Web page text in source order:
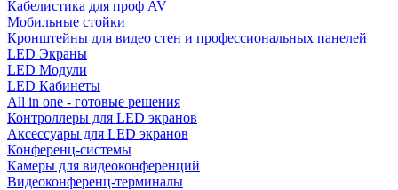
Кабелистика для проф AV
Мобильные стойки
Кронштейны для видео стен и профессиональных панелей
LED Экраны
LED Модули
LED Кабинеты
All in one - готовые решения
Контроллеры для LED экранов
Аксессуары для LED экранов
Конференц-системы
Камеры для видеоконференций
Видеоконференц-терминалы